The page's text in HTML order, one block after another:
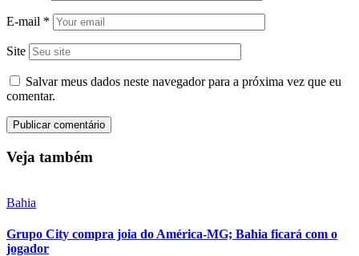
E-mail *
Site
Salvar meus dados neste navegador para a próxima vez que eu
comentar.
Veja também
Bahia
Grupo City compra joia do América-MG; Bahia ficará com o
jogador